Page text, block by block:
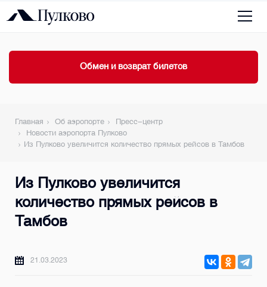
Обмен и возврат билетов
Главная Об аэропорте
Пресс-центр
Новости аэропорта Пулково
Из Пулково увеличится количество прямых рейсов в Тамбов
Из Пулково увеличится
количество прямых рейсов в
Тамбов
21.03.2023